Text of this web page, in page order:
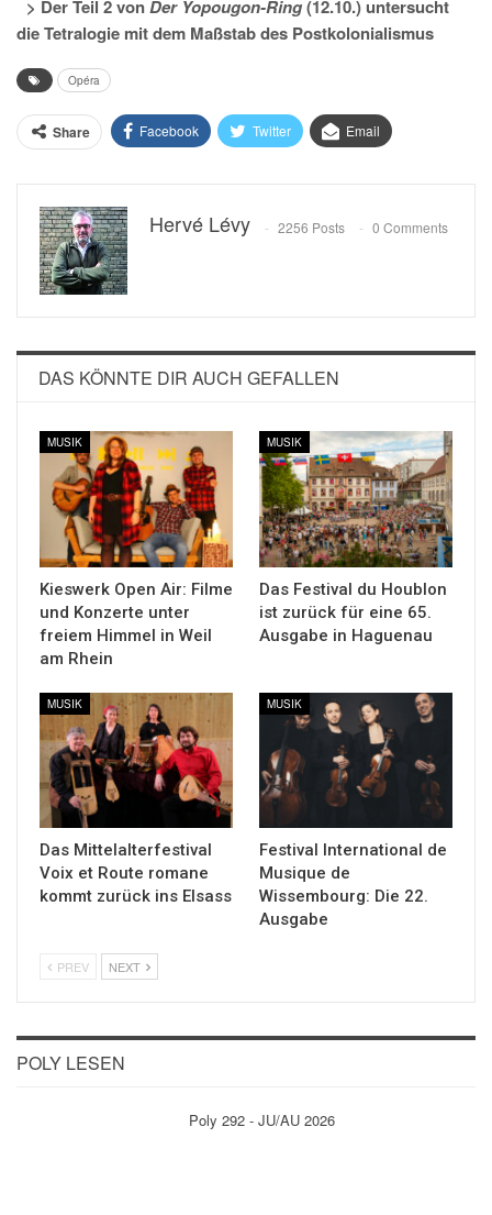
> Der Teil 2 vonDer Yopougon-Ring(12.10.) untersucht
die Tetralogie mit dem Maßstab des Postkolonialismus
Opéra
Share Facebook Twitter Email
Hervé Lévy 2256 Posts 0 Comments
DAS KÖNNTE DIR AUCH GEFALLEN
MUSIK
Kieswerk Open Air: Filme
und Konzerte unter
freiem Himmel in Weil
am Rhein
MUSIK
Das Festival du Houblon
ist zurück für eine 65.
Ausgabe in Haguenau
MUSIK
Das Mittelalterfestival
Voix et Route romane
kommt zurück ins Elsass
MUSIK
Festival International de
Musique de
Wissembourg: Die 22.
Ausgabe
PREV NEXT
POLY LESEN
Poly 292 - JU/AU 2026